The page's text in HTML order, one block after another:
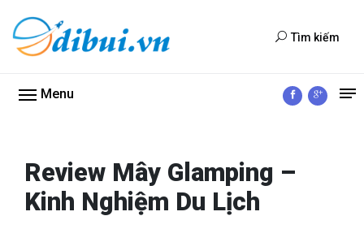
Tìm kiếm
Menu
Review Mây Glamping –
Kinh Nghiệm Du Lịch